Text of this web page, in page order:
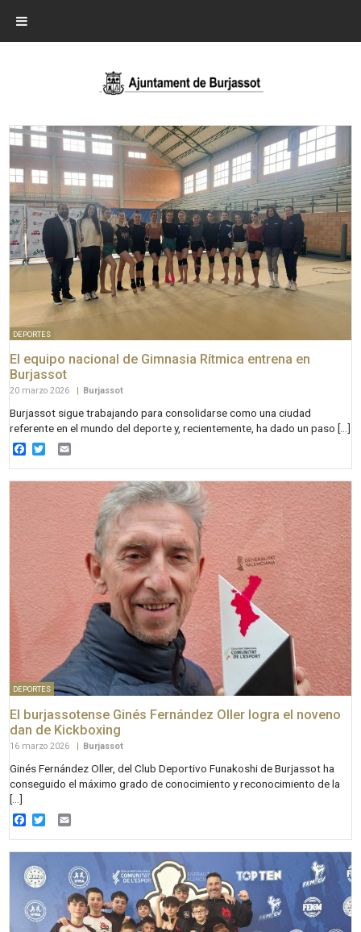
DEPORTES
El equipo nacional de Gimnasia Rítmica entrena en
Burjassot
20 marzo 2026 Burjassot
Burjassot sigue trabajando para consolidarse como una ciudad
referente en el mundo del deporte y, recientemente, ha dado un paso […]
Facebook
Twitter
DEPORTES
El burjassotense Ginés Fernández Oller logra el noveno
dan de Kickboxing
16 marzo 2026 | Burjassot
Ginés Fernández Oller, del Club Deportivo Funakoshi de Burjassot ha
conseguido el máximo grado de conocimiento y reconocimiento de la
[…]
Facebook
Twitter